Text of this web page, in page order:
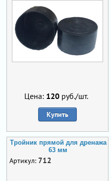
Цена: 120 руб./шт.
Купить
Тройник прямой для дренажа
63 мм
Артикул: 712